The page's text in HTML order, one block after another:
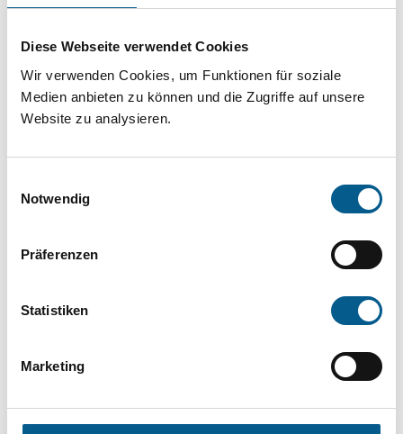
Diese Webseite verwendet Cookies
Wir verwenden Cookies, um Funktionen für soziale
Medien anbieten zu können und die Zugriffe auf unsere
Website zu analysieren.
Notwendig
Präferenzen
Statistiken
Marketing
Sie suchen finanzielle Unterstützung für ein
Projekt oder ein Vorhaben? Hier können Sie
direkt über unsere Fördermitteldatenbank und
Stiftungsdatenbank recherchieren. Bei der
Suche bitte die Groß- und Kleinschreibung
beachten.
können durch die Wahl von Bereichen oder
Suchen